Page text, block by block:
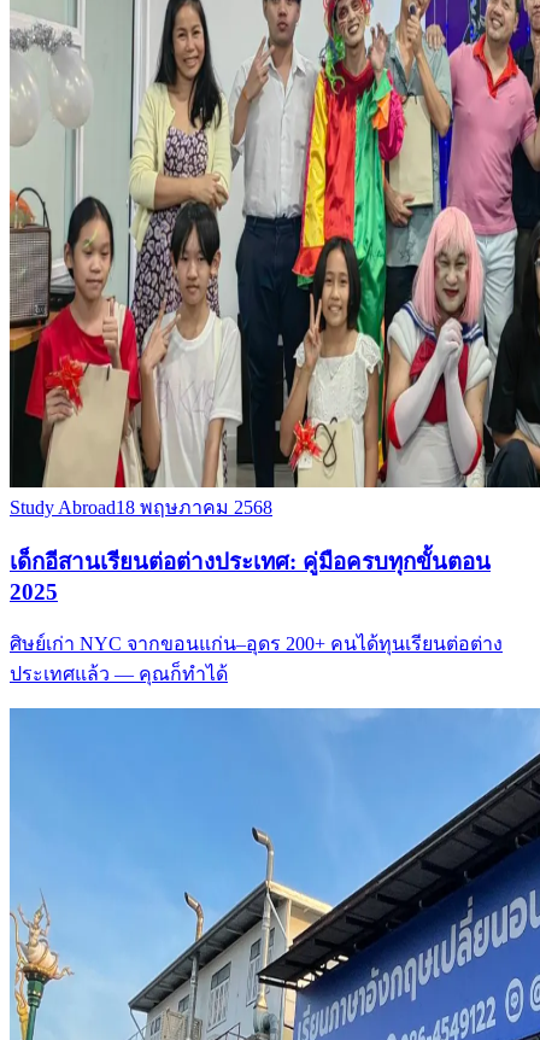
Study Abroad18 พฤษภาคม 2568
เด็กอีสานเรียนต่อต่างประเทศ: คู่มือครบทุกขั้นตอน
2025
ศิษย์เก่า NYC จากขอนแก่น–อุดร 200+ คนได้ทุนเรียนต่อต่าง
ประเทศแล้ว — คุณก็ทำได้